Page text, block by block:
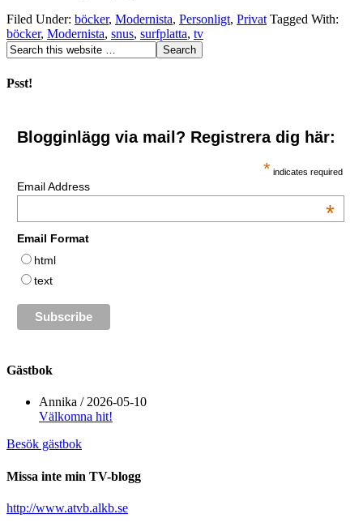
Filed Under: böcker, Modernista, Personligt, Privat Tagged With:
böcker, Modernista, snus, surfplatta, tv
Psst!
Blogginlägg via mail? Registrera dig här:
* indicates required
Email Address
*
Email Format
html
text
Gästbok
Annika /2026-05-10
Välkomna hit!
Besök gästbok
Missa inte min TV-blogg
http://www.atvb.alkb.se